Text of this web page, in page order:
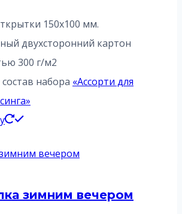
150х100 мм.
двухсторонний картон
300 г/м2
набора «Ассорти для
зимним вечером